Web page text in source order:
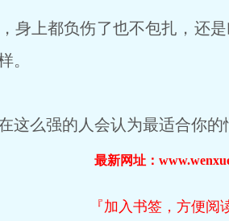
身上都负伤了也不包扎，还
。
么强的人会认为最适合你的
最新网址：
『加入书签，方便阅